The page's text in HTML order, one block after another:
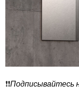
❗️❗️Подписывайтесь